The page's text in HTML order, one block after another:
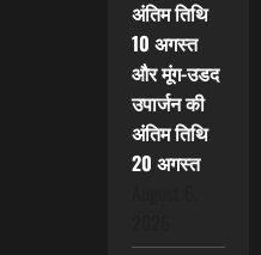
अंतिम तिथि
10 अगस्त
और मूंग-उडद
उपार्जन की
अंतिम तिथि
20 अगस्त